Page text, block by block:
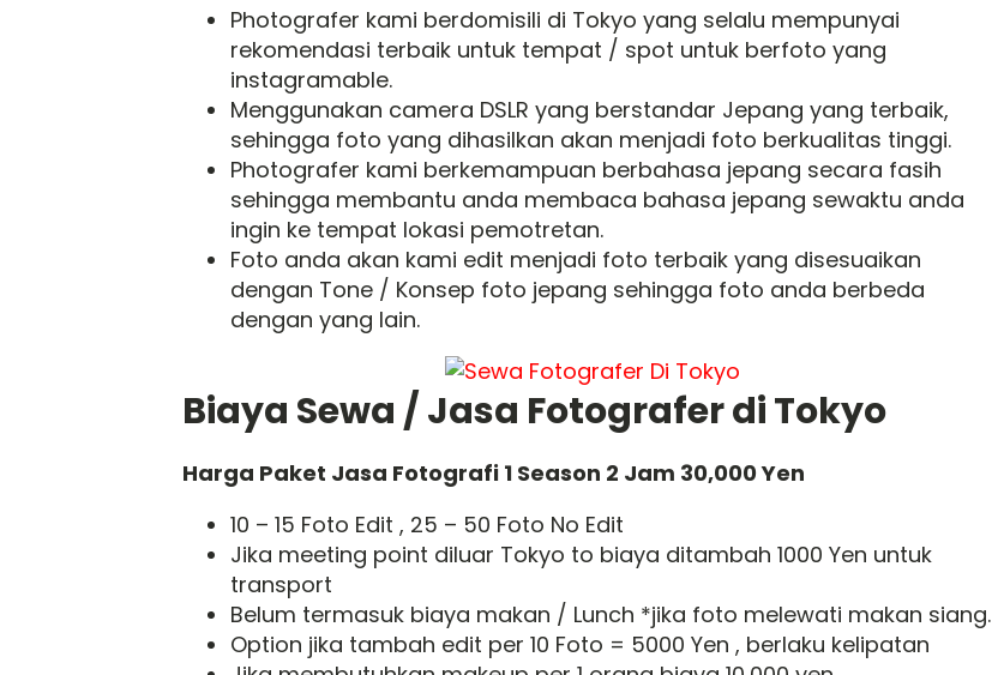
Photografer kami berdomisili di Tokyo yang selalu mempunyai
rekomendasi terbaik untuk tempat / spot untuk berfoto yang
instagramable.
Menggunakan camera DSLR yang berstandar Jepang yang terbaik,
sehingga foto yang dihasilkan akan menjadi foto berkualitas tinggi.
Photografer kami berkemampuan berbahasa jepang secara fasih
sehingga membantu anda membaca bahasa jepang sewaktu anda
ingin ke tempat lokasi pemotretan.
Foto anda akan kami edit menjadi foto terbaik yang disesuaikan
dengan Tone / Konsep foto jepang sehingga foto anda berbeda
dengan yang lain.
Biaya Sewa / Jasa Fotografer di Tokyo
Harga Paket Jasa Fotografi 1 Season 2 Jam 30,000 Yen
10 – 15 Foto Edit , 25 – 50 Foto No Edit
Jika meeting point diluar Tokyo to biaya ditambah 1000 Yen untuk
transport
Belum termasuk biaya makan / Lunch *jika foto melewati makan siang.
Option jika tambah edit per 10 Foto = 5000 Yen , berlaku kelipatan